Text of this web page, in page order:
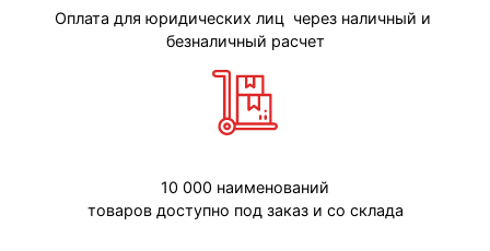
Оплата для юридических лиц через наличный и
безналичный расчет
10 000 наименований
товаров доступно под заказ и со склада